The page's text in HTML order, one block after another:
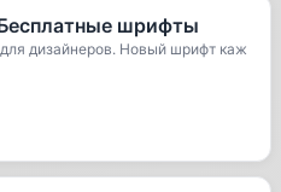
шрифты
дизайнеров. Новый шрифт каж